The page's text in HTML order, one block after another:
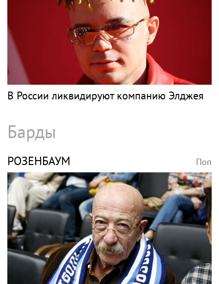
В России ликвидируют компанию Элджея
Барды
РОЗЕНБАУМ Поп